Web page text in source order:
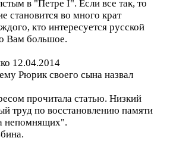
в "Петре I". Если все так, то
становится во много крат
кто интересуется русской
Вам большое.
12.04.2014
Рюрик своего сына назвал
прочитала статью. Низкий
труд по восстановлению памяти
непомнящих".